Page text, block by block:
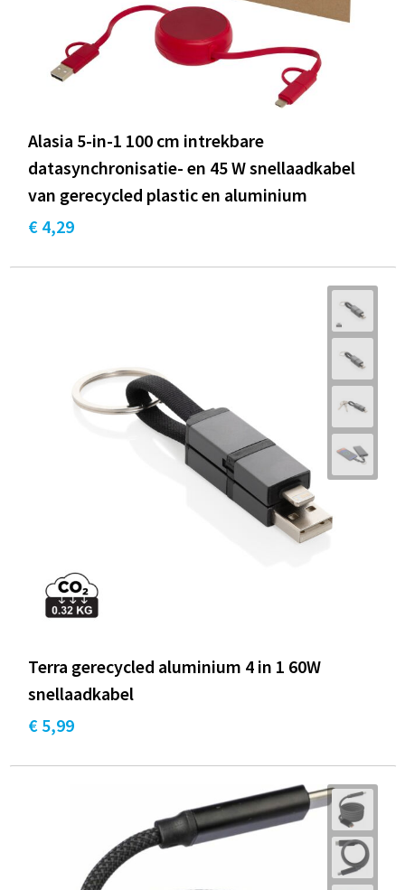
Alasia 5-in-1 100 cm intrekbare
datasynchronisatie- en 45 W snellaadkabel
van gerecycled plastic en aluminium
€ 4,29
Terra gerecycled aluminium 4 in 1 60W
snellaadkabel
€ 5,99